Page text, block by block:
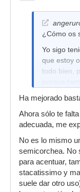
¿Cómo os
Yo sigo
que estoy
todo bien,
porque
oidos..
Ha mejorado
Ahora sólo te
adecuada, me
No es lo mismo
semicorchea. No
para acentuar,
stacatissimo y
suele dar otro